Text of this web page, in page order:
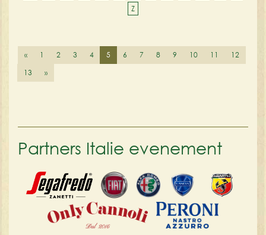
Z
« 1 2 3 4 5 6 7 8 9 10 11
12
13
»
Partners Italie evenement